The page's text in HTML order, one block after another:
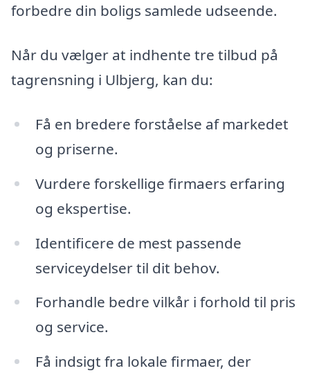
forbedre din boligs samlede udseende.
Når du vælger at indhente tre tilbud på
tagrensning i Ulbjerg, kan du:
Få en bredere forståelse af markedet
og priserne.
Vurdere forskellige firmaers erfaring
og ekspertise.
Identificere de mest passende
serviceydelser til dit behov.
Forhandle bedre vilkår i forhold til pris
og service.
Få indsigt fra lokale firmaer, der